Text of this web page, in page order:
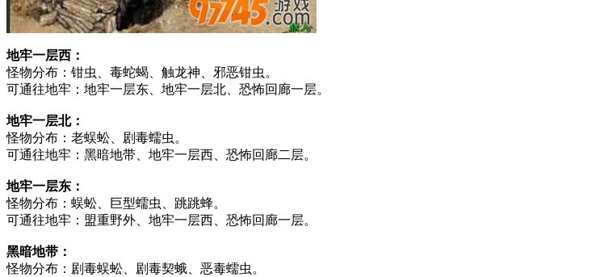
地牢一层西：
怪物分布：钳虫、毒蛇蝎、触龙神、邪恶钳虫。
可通往地牢：地牢一层东、地牢一层北、恐怖回廊一层。
地牢一层北：
怪物分布：老蜈蚣、剧毒蠕虫。
可通往地牢：黑暗地带、地牢一层西、恐怖回廊二层。
地牢一层东：
怪物分布：蜈蚣、巨型蠕虫、跳跳蜂。
可通往地牢：盟重野外、地牢一层西、恐怖回廊一层。
黑暗地带：
怪物分布：剧毒蜈蚣、剧毒契蛾、恶毒蠕虫。